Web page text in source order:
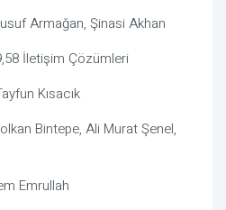
Armağan, Şinasi Akhan
İletişim Çözümleri
Kısacık
Ali Murat Şenel,